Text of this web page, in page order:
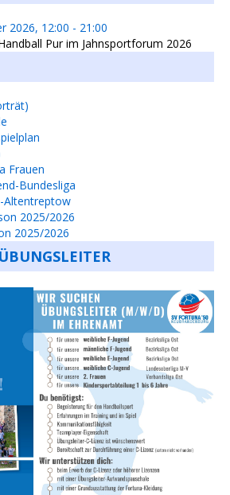
2026, 12:00 - 21:00
Pur im Jahnsportforum 2026
Frauen
Bundesliga
Altentreptow
2025/2026
2025/2026